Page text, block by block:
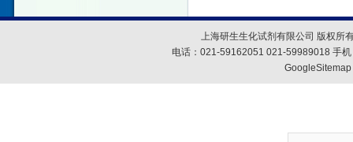
上海研生生化试剂有限公司 版权所
电话：021-59162051 021-59989018 手
GoogleSitemap